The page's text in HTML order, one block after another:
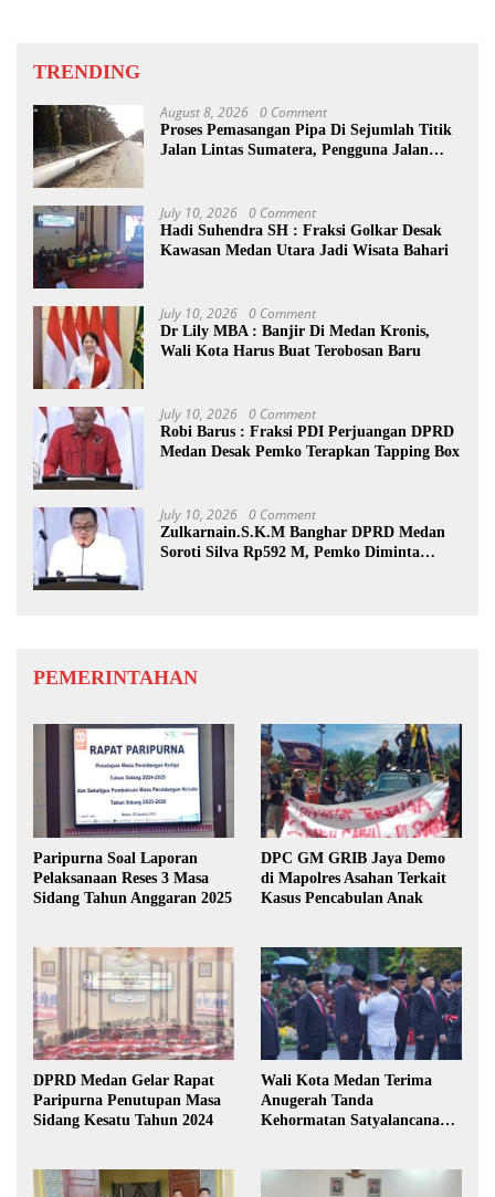
TRENDING
August 8, 2026 0 Comment
Proses Pemasangan Pipa Di Sejumlah Titik
Jalan Lintas Sumatera, Pengguna Jalan
July 10, 2026 0 Comment
Hadi Suhendra SH : Fraksi Golkar Desak
Kawasan Medan Utara Jadi Wisata Bahari
July 10, 2026 0 Comment
Dr Lily MBA : Banjir Di Medan Kronis,
Wali Kota Harus Buat Terobosan Baru
July 10, 2026 0 Comment
Robi Barus : Fraksi PDI Perjuangan DPRD
Medan Desak Pemko Terapkan Tapping Box
July 10, 2026 0 Comment
Zulkarnain.S.K.M Banghar DPRD Medan
Soroti Silva Rp592 M, Pemko Diminta
PEMERINTAHAN
Paripurna Soal Laporan
Pelaksanaan Reses 3 Masa
Sidang Tahun Anggaran 2025
DPC GM GRIB Jaya Demo
di Mapolres Asahan Terkait
Kasus Pencabulan Anak
DPRD Medan Gelar Rapat
Paripurna Penutupan Masa
Sidang Kesatu Tahun 2024
Wali Kota Medan Terima
Anugerah Tanda
Kehormatan Satyalancana